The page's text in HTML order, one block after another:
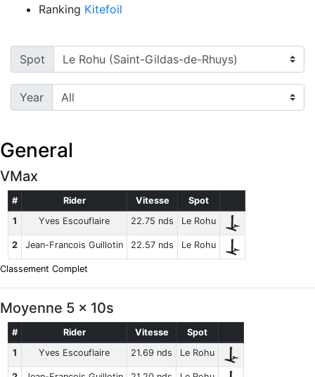
Ranking Kitefoil
Spot
Year
General
VMax
# Rider Vitesse
Spot
1
Yves Escouflaire 22.75 nds Le Rohu
2 Jean-Francois Guillotin 22.57 nds Le Rohu
Classement Complet
Moyenne 5 x 10s
# Rider Vitesse
Spot
1
Yves Escouflaire 21.69 nds Le Rohu